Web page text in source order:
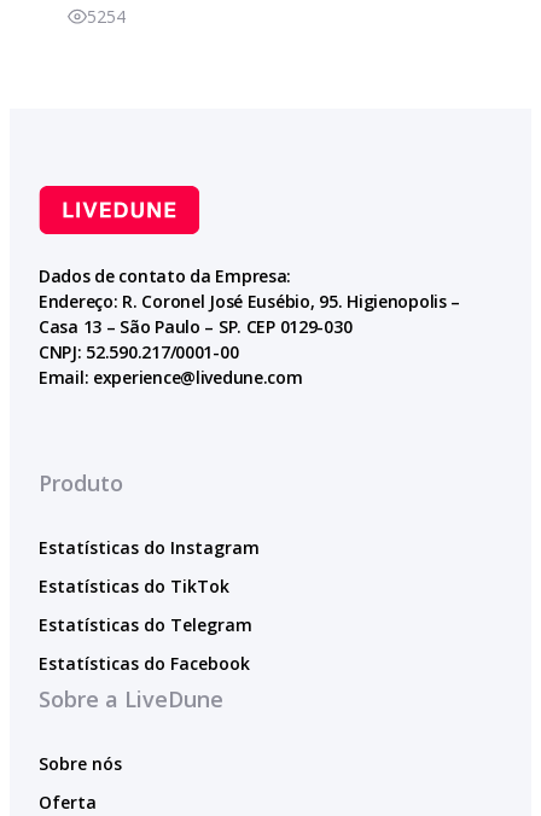
5254
Dados de contato da Empresa:
Endereço: R. Coronel José Eusébio, 95. Higienopolis –
Casa 13 – São Paulo – SP. CEP 0129-030
CNPJ: 52.590.217/0001-00
Email: experience@livedune.com
Produto
Estatísticas do Instagram
Estatísticas do TikTok
Estatísticas do Telegram
Estatísticas do Facebook
Sobre a LiveDune
Sobre nós
Oferta